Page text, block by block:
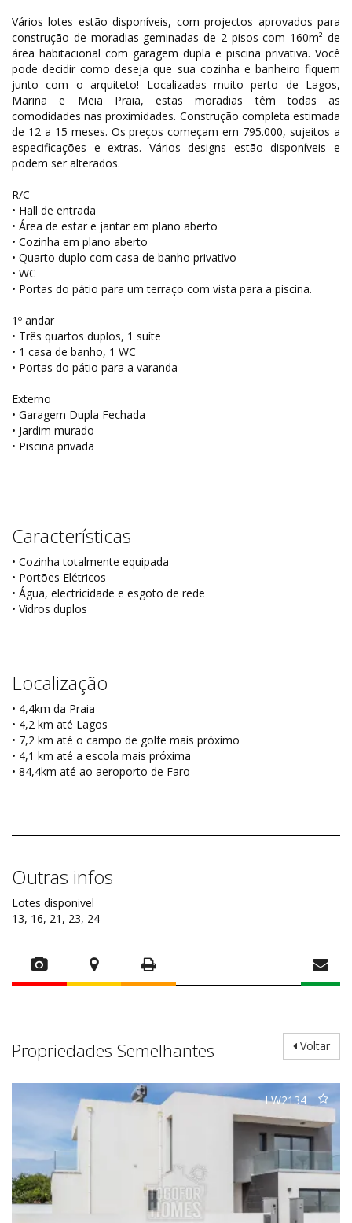
Vários lotes estão disponíveis, com projectos aprovados para
construção de moradias geminadas de 2 pisos com 160m² de
área habitacional com garagem dupla e piscina privativa. Você
pode decidir como deseja que sua cozinha e banheiro fiquem
junto com o arquiteto! Localizadas muito perto de Lagos,
Marina e Meia Praia, estas moradias têm todas as
comodidades nas proximidades. Construção completa estimada
de 12 a 15 meses. Os preços começam em 795.000, sujeitos a
especificações e extras. Vários designs estão disponíveis e
podem ser alterados.
R/C
• Hall de entrada
• Área de estar e jantar em plano aberto
• Cozinha em plano aberto
• Quarto duplo com casa de banho privativo
• WC
• Portas do pátio para um terraço com vista para a piscina.
1º andar
• Três quartos duplos, 1 suíte
• 1 casa de banho, 1 WC
• Portas do pátio para a varanda
Externo
• Garagem Dupla Fechada
• Jardim murado
• Piscina privada
Características
• Cozinha totalmente equipada
• Portões Elétricos
• Água, electricidade e esgoto de rede
• Vidros duplos
Localização
• 4,4km da Praia
• 4,2 km até Lagos
• 7,2 km até o campo de golfe mais próximo
• 4,1 km até a escola mais próxima
• 84,4km até ao aeroporto de Faro
Outras infos
Lotes disponivel
13, 16, 21, 23, 24
Voltar
Propriedades Semelhantes
LW2134